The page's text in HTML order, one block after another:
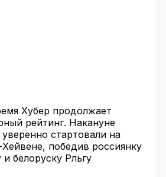
Хубер продолжает
рейтинг. Накануне
стартовали на
победив россиянку
белоруску Рльгу